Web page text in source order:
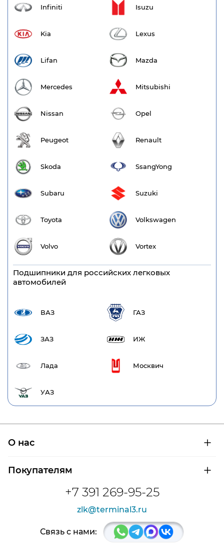
Infiniti Isuzu
Kia Lexus
Lifan Mazda
Mercedes Mitsubishi
Nissan Opel
Peugeot Renault
Skoda SsangYong
Subaru Suzuki
Toyota Volkswagen
Volvo Vortex
Подшипники для российских легковых
автомобилей
ВАЗ ГАЗ
ЗАЗ ИЖ
Лада Москвич
УАЗ
+7 391 269-95-25
zlk@terminal3.ru
О нас
Сертификаты на продукцию
Покупателям
Доставка и оплата
Расшифровка маркировки подшипников
Связь с нами: